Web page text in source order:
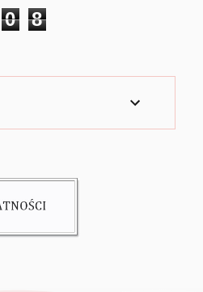
0 8